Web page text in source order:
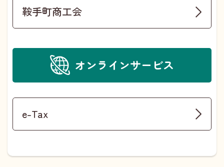
鞍手町商工会
オンラインサービス
e-Tax